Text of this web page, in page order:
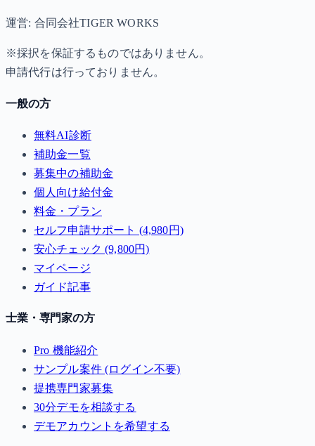
運営: 合同会社TIGER WORKS
※採択を保証するものではありません。
申請代行は行っておりません。
一般の方
無料AI診断
補助金一覧
募集中の補助金
個人向け給付金
料金・プラン
セルフ申請サポート (4,980円)
安心チェック (9,800円)
マイページ
ガイド記事
士業・専門家の方
Pro 機能紹介
サンプル案件 (ログイン不要)
提携専門家募集
30分デモを相談する
デモアカウントを希望する